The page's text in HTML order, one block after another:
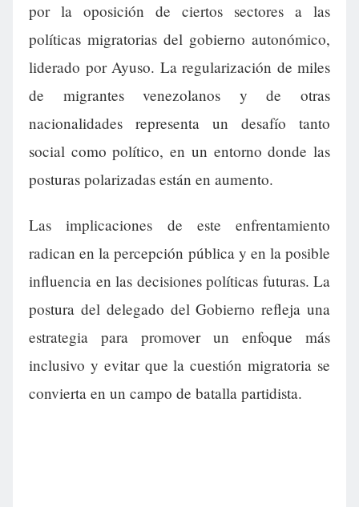
por la oposición de ciertos sectores a las
políticas migratorias del gobierno autonómico,
liderado por Ayuso. La regularización de miles
de migrantes venezolanos y de otras
nacionalidades representa un desafío tanto
social como político, en un entorno donde las
posturas polarizadas están en aumento.
Las implicaciones de este enfrentamiento
radican en la percepción pública y en la posible
influencia en las decisiones políticas futuras. La
postura del delegado del Gobierno refleja una
estrategia para promover un enfoque más
inclusivo y evitar que la cuestión migratoria se
convierta en un campo de batalla partidista.